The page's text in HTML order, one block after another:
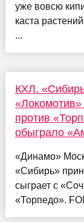
уже вовсю
каста
...
КХЛ.
против
обыграло
«Динамо»
«Сибирь»
сыграет с
«Торпедо».